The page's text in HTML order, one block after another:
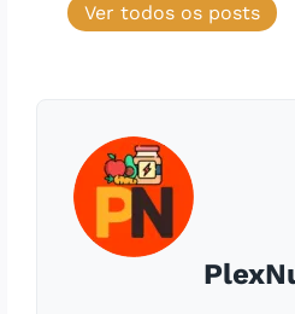
Ver todos os posts